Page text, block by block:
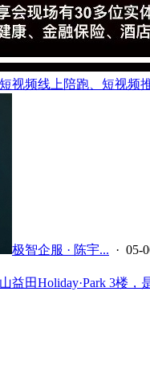
视频线上陪跑、短视频
极智企服 · 陈宇... · 05-
田Holiday·Park 3楼，